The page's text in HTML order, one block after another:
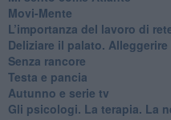
​Movi-Mente
​L’importanza del lavoro di
​Deliziare il palato. Alleggerire
​Senza rancore
​Testa e pancia
​Autunno e serie tv
​Gli psicologi. La terapia. La